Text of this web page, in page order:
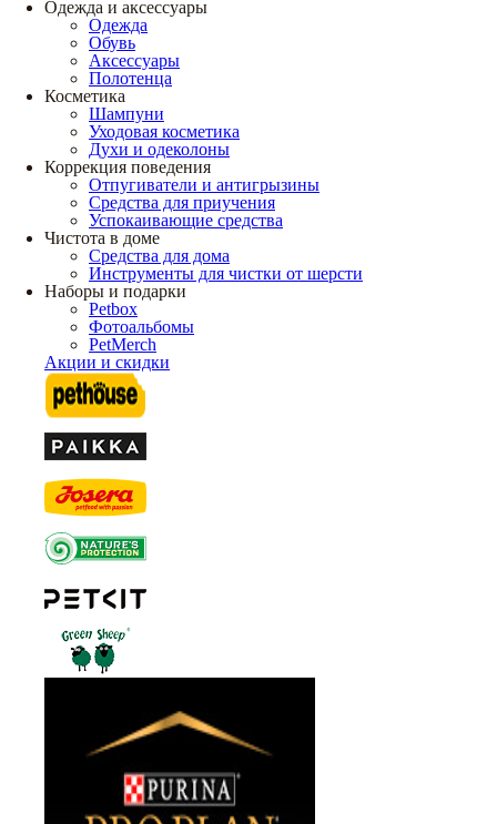
Одежда и аксессуары
Одежда
Обувь
Аксессуары
Полотенца
Косметика
Шампуни
Уходовая косметика
Духи и одеколоны
Коррекция поведения
Отпугиватели и антигрызины
Средства для приучения
Успокаивающие средства
Чистота в доме
Средства для дома
Инструменты для чистки от шерсти
Наборы и подарки
Petbox
Фотоальбомы
PetMerch
Акции и скидки